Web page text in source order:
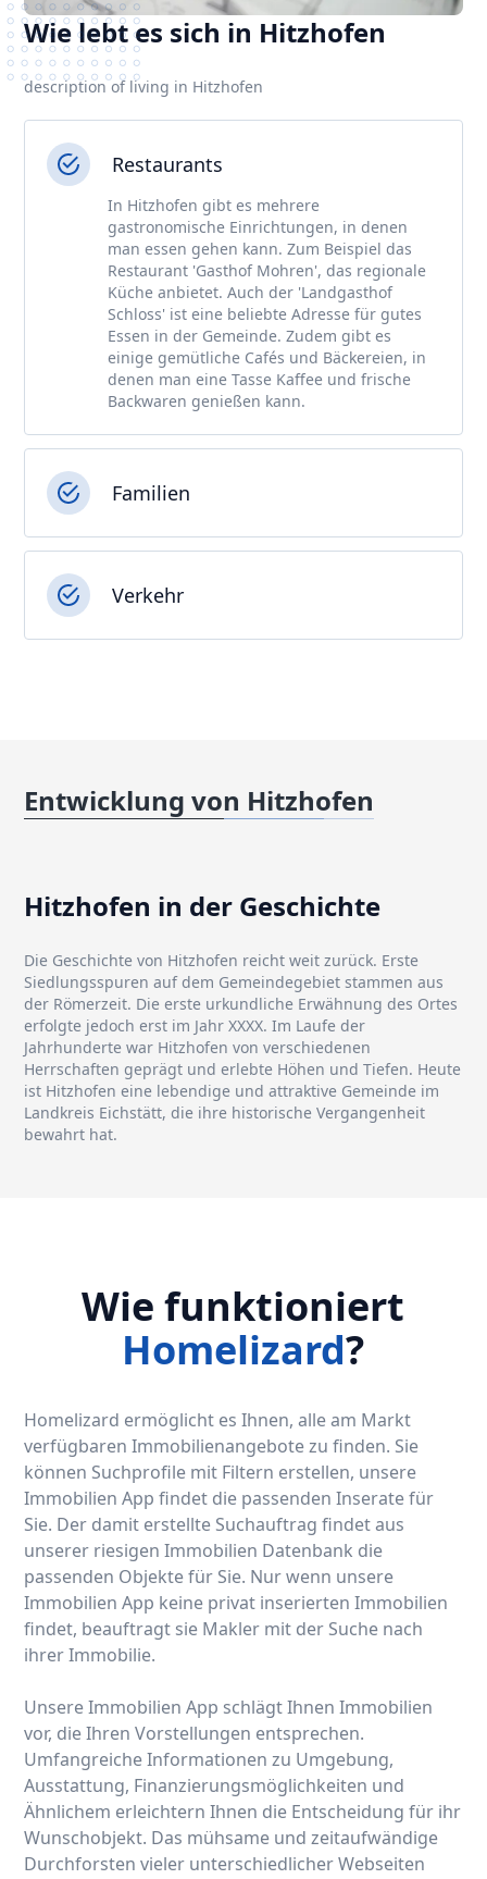
Wie lebt es sich in Hitzhofen
description of living in Hitzhofen
Restaurants
In Hitzhofen gibt es mehrere
gastronomische Einrichtungen, in denen
man essen gehen kann. Zum Beispiel das
Restaurant 'Gasthof Mohren', das regionale
Küche anbietet. Auch der 'Landgasthof
Schloss' ist eine beliebte Adresse für gutes
Essen in der Gemeinde. Zudem gibt es
einige gemütliche Cafés und Bäckereien, in
denen man eine Tasse Kaffee und frische
Backwaren genießen kann.
Familien
Verkehr
Entwicklung von Hitzhofen
Hitzhofen in der Geschichte
Die Geschichte von Hitzhofen reicht weit zurück. Erste
Siedlungsspuren auf dem Gemeindegebiet stammen aus
der Römerzeit. Die erste urkundliche Erwähnung des Ortes
erfolgte jedoch erst im Jahr XXXX. Im Laufe der
Jahrhunderte war Hitzhofen von verschiedenen
Herrschaften geprägt und erlebte Höhen und Tiefen. Heute
ist Hitzhofen eine lebendige und attraktive Gemeinde im
Landkreis Eichstätt, die ihre historische Vergangenheit
bewahrt hat.
Wie funktioniert
Homelizard?
Homelizard ermöglicht es Ihnen, alle am Markt
verfügbaren Immobilienangebote zu finden. Sie
können Suchprofile mit Filtern erstellen, unsere
Immobilien App findet die passenden Inserate für
Sie. Der damit erstellte Suchauftrag findet aus
unserer riesigen Immobilien Datenbank die
passenden Objekte für Sie. Nur wenn unsere
Immobilien App keine privat inserierten Immobilien
findet, beauftragt sie Makler mit der Suche nach
ihrer Immobilie.
Unsere Immobilien App schlägt Ihnen Immobilien
vor, die Ihren Vorstellungen entsprechen.
Umfangreiche Informationen zu Umgebung,
Ausstattung, Finanzierungsmöglichkeiten und
Ähnlichem erleichtern Ihnen die Entscheidung für ihr
Wunschobjekt. Das mühsame und zeitaufwändige
Durchforsten vieler unterschiedlicher Webseiten